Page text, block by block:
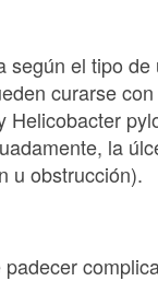
el tipo
curarse
la
u obstrucción).